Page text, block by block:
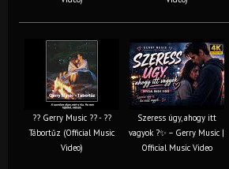
?? Gerry Music ?? - ??
Tábortűz (Official Music
Video)
Szeress úgy, ahogy itt
vagyok ?✨ – Gerry Music |
Official Music Video